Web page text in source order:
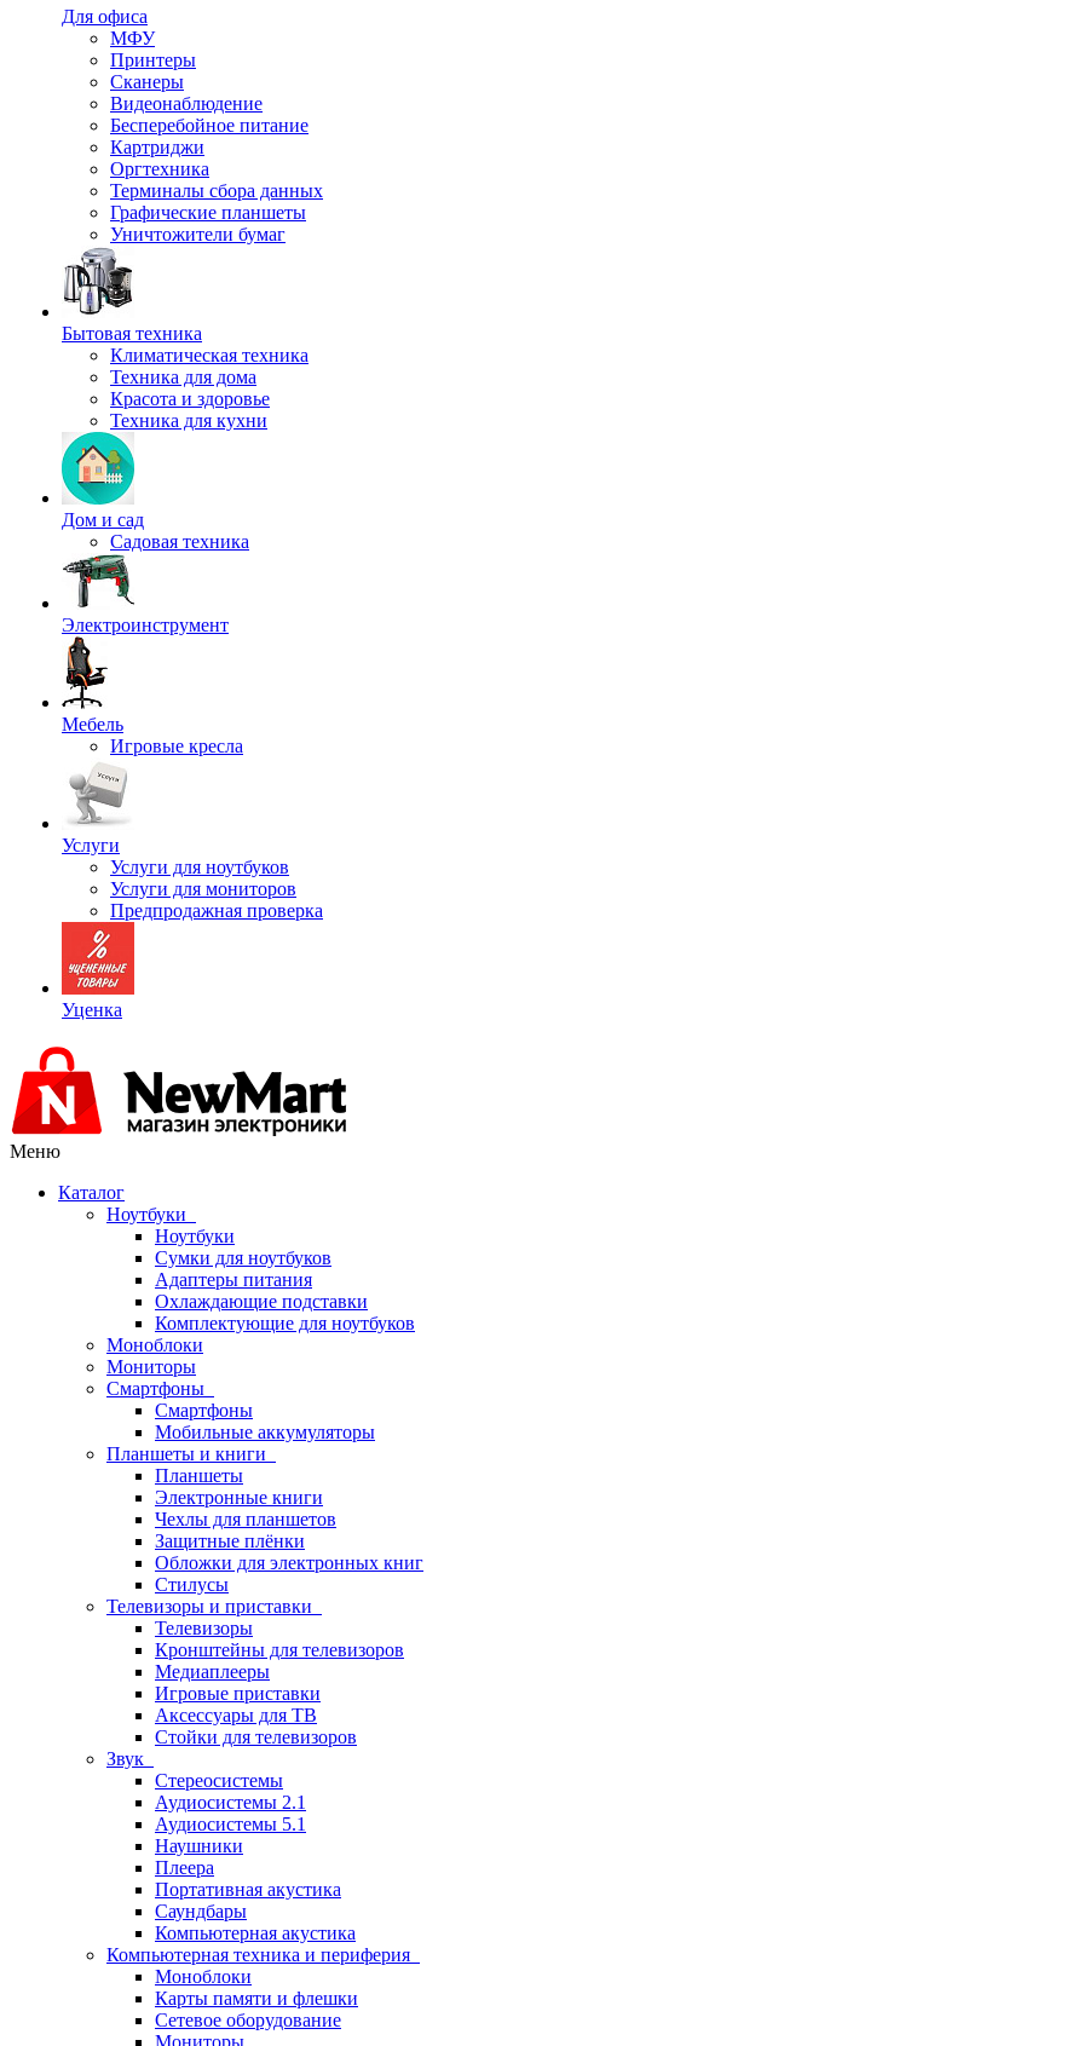
Для офиса
МФУ
Принтеры
Сканеры
Видеонаблюдение
Бесперебойное питание
Картриджи
Оргтехника
Терминалы сбора данных
Графические планшеты
Уничтожители бумаг
Бытовая техника
Климатическая техника
Техника для дома
Красота и здоровье
Техника для кухни
Дом и сад
Садовая техника
Электроинструмент
Мебель
Игровые кресла
Услуги
Услуги для ноутбуков
Услуги для мониторов
Предпродажная проверка
Уценка
Меню
Каталог
Ноутбуки
Ноутбуки
Сумки для ноутбуков
Адаптеры питания
Охлаждающие подставки
Комплектующие для ноутбуков
Моноблоки
Мониторы
Смартфоны
Смартфоны
Мобильные аккумуляторы
Планшеты и книги
Планшеты
Электронные книги
Чехлы для планшетов
Защитные плёнки
Обложки для электронных книг
Стилусы
Телевизоры и приставки
Телевизоры
Кронштейны для телевизоров
Медиаплееры
Игровые приставки
Аксессуары для ТВ
Стойки для телевизоров
Звук
Стереосистемы
Аудиосистемы 2.1
Аудиосистемы 5.1
Наушники
Плеера
Портативная акустика
Саундбары
Компьютерная акустика
Компьютерная техника и периферия
Моноблоки
Карты памяти и флешки
Сетевое оборудование
Мониторы